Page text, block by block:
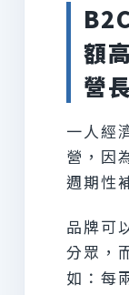
額
營
一人經
營，因
週期性
品牌可
分眾，
如：每